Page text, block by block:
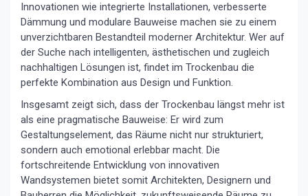
Innovationen wie integrierte Installationen, verbesserte
Dämmung und modulare Bauweise machen sie zu einem
unverzichtbaren Bestandteil moderner Architektur. Wer auf
der Suche nach intelligenten, ästhetischen und zugleich
nachhaltigen Lösungen ist, findet im Trockenbau die
perfekte Kombination aus Design und Funktion.
Insgesamt zeigt sich, dass der Trockenbau längst mehr ist
als eine pragmatische Bauweise: Er wird zum
Gestaltungselement, das Räume nicht nur strukturiert,
sondern auch emotional erlebbar macht. Die
fortschreitende Entwicklung von innovativen
Wandsystemen bietet somit Architekten, Designern und